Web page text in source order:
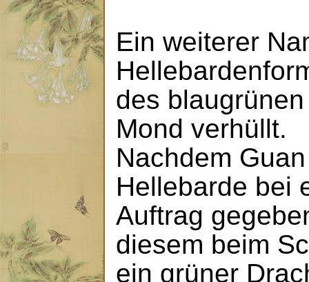
Ein weiterer
des
Mond verhüllt.
Nachdem
Hellebarde bei
Auftrag
diesem beim
ein grüner